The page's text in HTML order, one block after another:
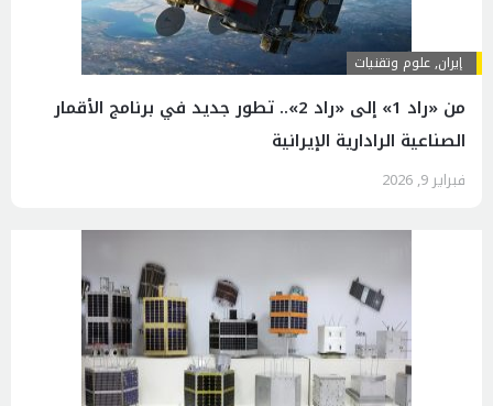
إيران,علوم وتقنيات
من «راد 1» إلى «راد 2».. تطور جديد في برنامج الأقمار
الصناعية الرادارية الإيرانية
فبراير 9, 2026